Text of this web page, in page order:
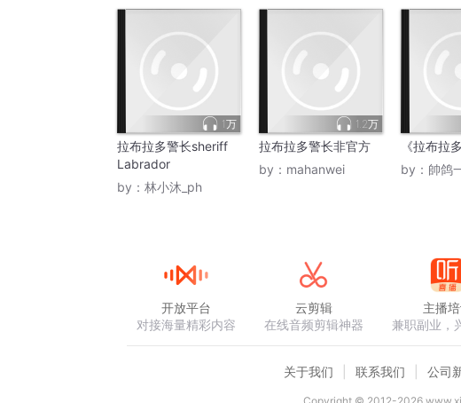
1万
拉布拉多警长sheriff
Labrador
by： 林小沐_ph
1.2万
拉布拉多警长非官方
by： mahanwei
《拉布拉
by： 帥鸽一
开放平台
对接海量精彩内容
云剪辑
在线音频剪辑神器
主播
兼职副业，
关于我们 联系我们 公司